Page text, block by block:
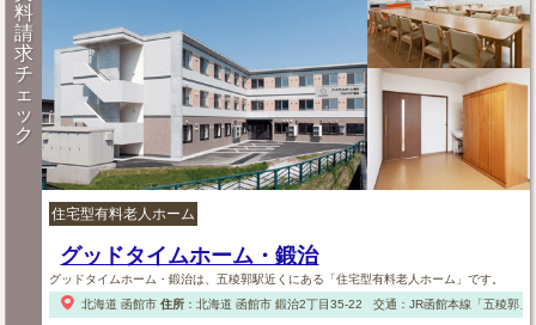
料
請
求
チ
ェ
ッ
ク
住宅型有料老人ホーム
グッドタイムホーム・鍛治
グッドタイムホーム・鍛治は、五稜郭駅近くにある「住宅型有料老人ホーム」です。
北海道 函館市 住所： 北海道 函館市鍛治2丁目35-22 交通：JR函館本線「五稜郭